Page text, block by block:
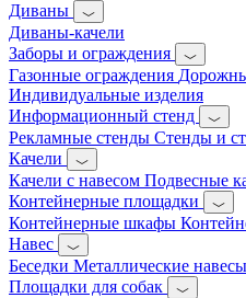
Диваны
Диваны-качели
Заборы и ограждения
Газонные ограждения
Индивидуальные изделия
Информационный стенд
Рекламные стенды Стенды и
Качели
Качели с навесом Подвесные
Контейнерные площадки
Контейнерные шкафы
Навес
Беседки Металлические навесы
Площадки для собак